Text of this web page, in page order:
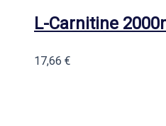
L-Carnitine
17,66 €